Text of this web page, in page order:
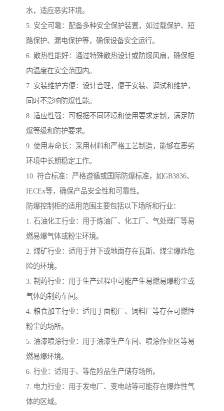
水，适应恶劣环境。
5. 安全可靠：配备多种安全保护装置，如过载保护、短
路保护、漏电保护等，确保设备安全运行。
6. 散热性能好：通过特殊散热设计或防爆风扇，确保柜
内温度在安全范围内。
7. 安装维护方便：设计合理，便于安装、调试和维护，
同时不影响防爆性能。
8. 适应性强：可根据不同环境和使用要求定制，满足防
爆等级和防护要求。
9. 使用寿命长：采用材料和严格工艺制造，能够在恶劣
环境中长期稳定工作。
10. 符合标准：严格遵循或国际防爆标准，如GB3836、
IECEx等，确保产品安全性和可靠性。
防爆控制柜的适用范围主要包括以下场所和行业：
1. 石油化工行业：用于炼油厂、化工厂、气处理厂等易
燃易爆气体或粉尘环境。
2. 煤矿行业：适用于井下或地面存在瓦斯、煤尘爆炸危
险的环境。
3. 制药行业：用于生产过程中可能产生易燃易爆粉尘或
气体的制药车间。
4. 粮食加工行业：适用于面粉厂、饲料厂等存在可燃性
粉尘的场所。
5. 油漆喷涂行业：用于油漆生产车间、喷涂作业区等易
燃易爆环境。
6. 行业：适用于、等危险品生产储存场所。
7. 电力行业：用于发电厂、变电站等可能存在爆炸性气
体的区域。